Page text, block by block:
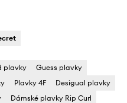
plavky
Guess plavky
Plavky 4F
Desigual plavky
Dámské plavky Rip Curl